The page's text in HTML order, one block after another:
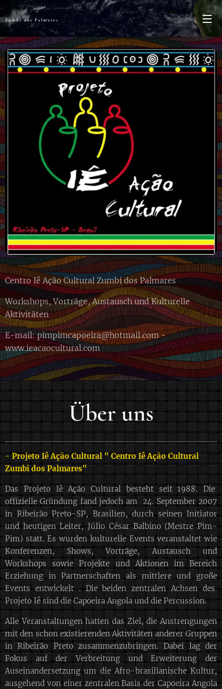
Zumbi dos Palmares
Centro Iê Ação Cultural Zumbi dos Palmares
Workshops, Vorträge, Austausch und Kulturelle
Aktivitäten
E-mail: pimpimcapoeira@hotmail.com -
www.ieacaocultural.com
Über uns
- Projeto Iê Ação Cultural " Centro Iê Ação Cultural
Zumbi dos Palmares"
Das Projeto Iê Ação Cultural besteht seit 1988. Die
offizielle Gründung fand jedoch am 24. September 2007
in Ribeirão Preto-SP, Brasilien, durch seinen Initiator
und heutigen Leiter, Júlio César Balbino (Mestre Pim-
Pim) statt. Es wurden kulturelle Events veranstaltet wie
Konferenzen, Shows, Vorträge, Austausch und
Workshops sowie Projekte und Aktionen im Bereich
Erziehung in Partnerschaften als mittlere und große
Events entwickelt . Die beiden zentralen Achsen des
Projeto Iê sind die Capoeira Angola und die Percussion.
Alle Veranstaltungen hatten das Ziel, die Anstrengungen
mit den schon existierenden Aktivitäten anderer Gruppen
in Ribeirão Preto zusammenzubringen. Dabei lag der
Fokus auf der Verbreitung und Erweiterung der
Auseinandersetzung um die Afro-brasilianische Kultur,
ausgehend von einer zentralen Basis der Capoeira Angola